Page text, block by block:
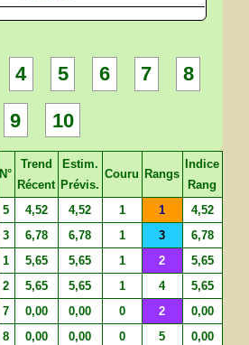
4 5 6 7 8
9 10
N°
Trend
Récent
Estim.
Prévis.
Couru Rangs
Indice
Rang
5 4,52 4,52 1 1 4,52
3 6,78 6,78 1 3 6,78
1 5,65 5,65 1 2 5,65
2 5,65 5,65 1 4 5,65
7 0,00 0,00 0 2 0,00
8 0,00 0,00 0 5 0,00